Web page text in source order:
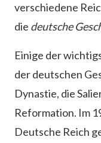
verschiedene
die deutsche
Einige der
der deutschen
Dynastie, die
Reformation. Im
Deutsche Reich